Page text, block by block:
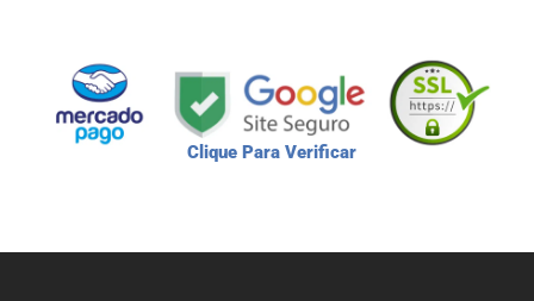
Clique Para Verificar